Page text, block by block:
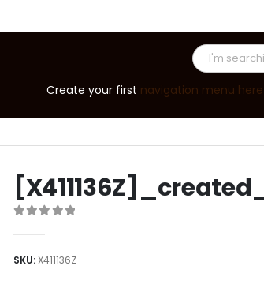
Create your first navigation menu here
SKU:X411136Z